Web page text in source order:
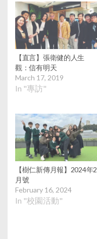
【直言】張衛健的人生
觀：信有明天
March 17, 2019
In "專訪"
【樹仁新傳月報】2024年2
月號
February 16, 2024
In "校園活動"